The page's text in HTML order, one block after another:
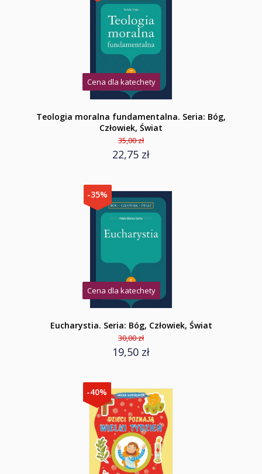
Cena dla katechety
Teologia moralna fundamentalna. Seria: Bóg,
Człowiek, Świat
35,00 zł
22,75 zł
-35%
Cena dla katechety
Eucharystia. Seria: Bóg, Człowiek, Świat
30,00 zł
19,50 zł
-40%